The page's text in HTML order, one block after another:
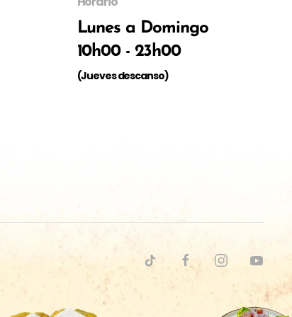
Lunes a Domingo
10h00 - 23h00
(Jueves descanso)